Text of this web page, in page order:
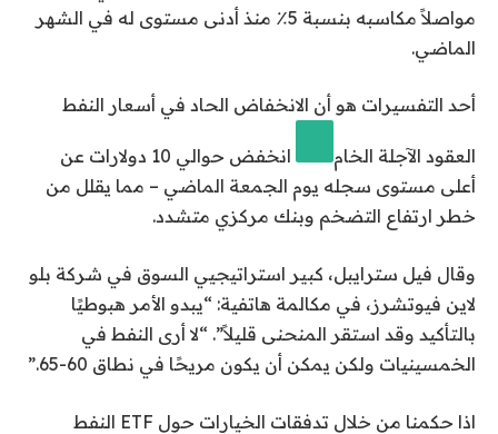
مواصلاً مكاسبه بنسبة 5٪ منذ أدنى مستوى له في الشهر
الماضي.
أحد التفسيرات هو أن الانخفاض الحاد في أسعار النفط
العقود الآجلة الخام
انخفض حوالي 10 دولارات عن
أعلى مستوى سجله يوم الجمعة الماضي – مما يقلل من
خطر ارتفاع التضخم وبنك مركزي متشدد.
وقال فيل سترايبل، كبير استراتيجيي السوق في شركة بلو
لاين فيوتشرز، في مكالمة هاتفية: “يبدو الأمر هبوطيًا
بالتأكيد وقد استقر المنحنى قليلاً”. “لا أرى النفط في
الخمسينيات ولكن يمكن أن يكون مريحًا في نطاق 60-65.”
اذا حكمنا من خلال تدفقات الخيارات حول ETF النفط